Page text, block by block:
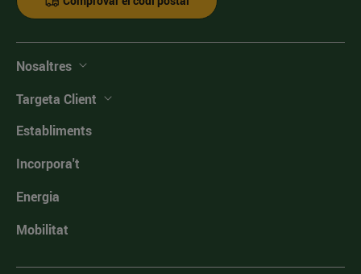
Nosaltres
Targeta Client
Establiments
Incorpora't
Energia
Mobilitat